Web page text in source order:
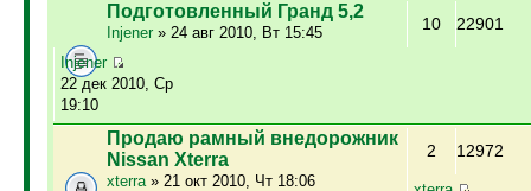
Подготовленный Гранд 5,2
Injener» 24 авг 2010, Вт 15:45 10 22901
Injener
22 дек 2010, Ср
19:10
Продаю рамный внедорожник
Nissan Xterra
xterra» 21 окт 2010, Чт 18:06
2 12972